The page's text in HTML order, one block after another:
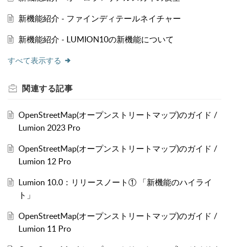
新機能紹介 - ファインディテールネイチャー
新機能紹介 - LUMION10の新機能について
すべて表示する
関連する記事
OpenStreetMap(オープンストリートマップ)のガイド /
Lumion 2023 Pro
OpenStreetMap(オープンストリートマップ)のガイド /
Lumion 12 Pro
Lumion 10.0：リリースノート① 「新機能のハイライ
ト」
OpenStreetMap(オープンストリートマップ)のガイド /
Lumion 11 Pro